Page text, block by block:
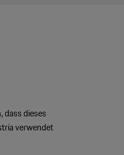
dass dieses
verwendet